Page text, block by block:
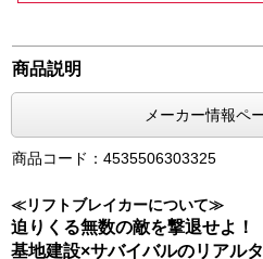
商品説明
メーカー情報ペ
商品コード：4535506303325
≪リフトブレイカーについて≫
迫りくる無数の敵を撃退せよ！
基地建設×サバイバルのリアル